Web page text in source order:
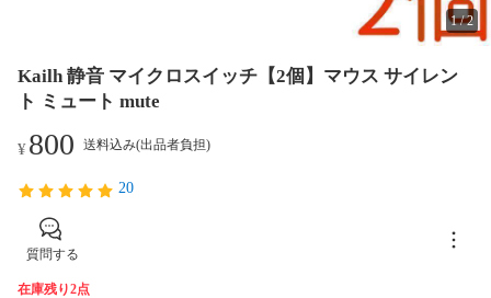
1/2
Kailh 静音 マイクロスイッチ【2個】マウス サイレン
ト ミュート mute
¥800 送料込み(出品者負担)
20
質問する
在庫残り2点